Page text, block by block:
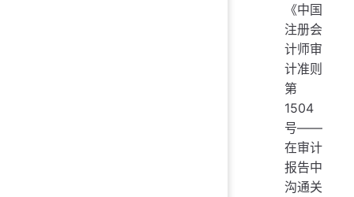
《中国
注册会
计师审
计准则
第
1504
号——
在审计
报告中
沟通关